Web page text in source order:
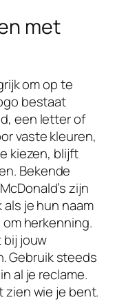
met
om op te
bestaat
een letter of
vaste kleuren,
kiezen, blijft
Bekende
zijn
je hun naam
herkenning.
bij jouw
Gebruik steeds
al je reclame.
zien wie je bent.